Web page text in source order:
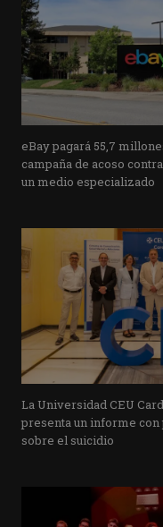
eBay pagará 55,7
campaña de acoso
un medio especializado
La Universidad CEU
presenta un informe
sobre el suicidio